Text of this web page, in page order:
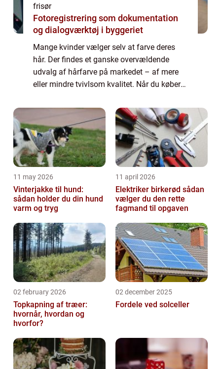
frisør
Fotoregistrering som dokumentation
og dialogværktøj i byggeriet
Mange kvinder vælger selv at farve deres
hår. Der findes et ganske overvældende
udvalg af hårfarve på markedet – af mere
eller mindre tvivlsom kvalitet. Når du køber
forsøger dig med at farve dit hår, løber ...
11 may 2026
Vinterjakke til hund:
sådan holder du din hund
varm og tryg
11 april 2026
Elektriker birkerød sådan
vælger du den rette
fagmand til opgaven
02 february 2026
Topkapning af træer:
hvornår, hvordan og
hvorfor?
02 december 2025
Fordele ved solceller